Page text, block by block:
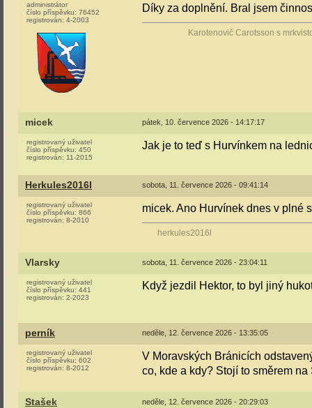
administrátor
číslo příspěvku: 76452
registrován: 4-2003
Díky za doplnění. Bral jsem
Karotenovič Carotsson s
micek pátek, 10. července 2026 - 14:17:17
registrovaný uživatel
číslo příspěvku: 450
registrován: 11-2015
Jak je to teď s Hurvínkem na
Herkules2016l sobota, 11. července 2026 - 09:41:14
registrovaný uživatel
číslo příspěvku: 866
registrován: 8-2010
micek. Ano Hurvínek dnes v plné
herkules2016l
Vlarsky sobota, 11. července 2026 - 23:04:11
registrovaný uživatel
číslo příspěvku: 441
registrován: 2-2023
Když jezdil Hektor, to byl jiný
perník neděle, 12. července 2026 - 13:35:05
registrovaný uživatel
číslo příspěvku: 602
registrován: 8-2012
V Moravských Bránicích
co, kde a kdy? Stojí to směrem na
Stašek neděle, 12. července 2026 - 20:29:03